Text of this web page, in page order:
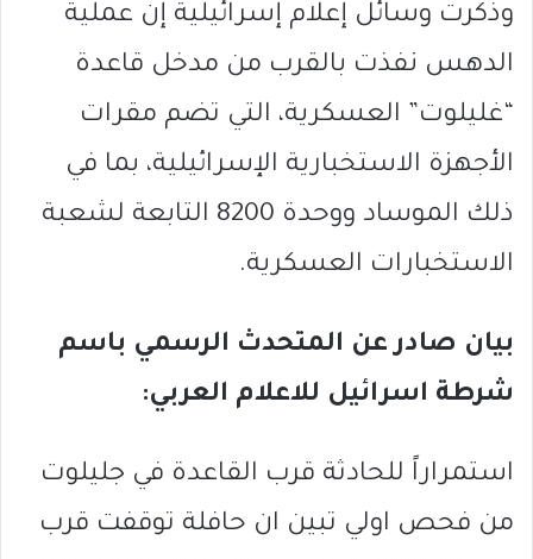
وذكرت وسائل إعلام إسرائيلية إن عملية
الدهس نفذت بالقرب من مدخل قاعدة
“غليلوت” العسكرية، التي تضم مقرات
الأجهزة الاستخبارية الإسرائيلية، بما في
ذلك الموساد ووحدة 8200 التابعة لشعبة
الاستخبارات العسكرية.
بيان صادر عن المتحدث الرسمي باسم
شرطة اسرائيل للاعلام العربي:
استمراراً للحادثة قرب القاعدة في جليلوت
من فحص اولي تبين ان حافلة توقفت قرب